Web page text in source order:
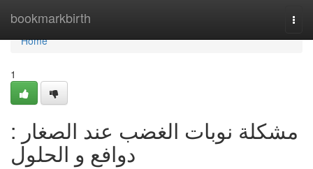
bookmarkbirth
Home
Home
1
مشكلة نوبات الغضب عند الصغار :
دوافع و الحلول